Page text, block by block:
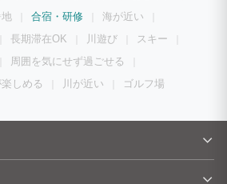
地 合宿・研修
海が近い
長期滞在OK 川遊び
スキー
周囲を気にせず過ごせる
しめる 川が近い ゴルフ場